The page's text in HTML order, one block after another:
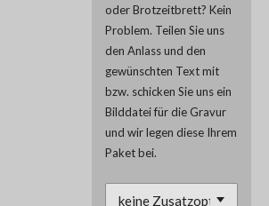
oder Brotzeitbrett? Kein
Problem. Teilen Sie uns
den Anlass und den
gewünschten Text mit
bzw. schicken Sie uns ein
Bilddatei für die Gravur
und wir legen diese Ihrem
Paket bei.